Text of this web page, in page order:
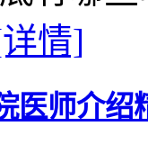
情]
医师介